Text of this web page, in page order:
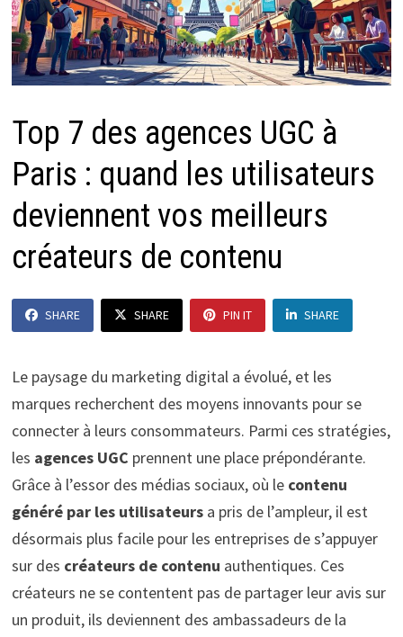
Top 7 des agences UGC à
Paris : quand les utilisateurs
deviennent vos meilleurs
créateurs de contenu
SHARE SHARE PIN IT SHARE
Le paysage du marketing digital a évolué, et les
marques recherchent des moyens innovants pour se
connecter à leurs consommateurs. Parmi ces stratégies,
les agences UGC prennent une place prépondérante.
Grâce à l’essor des médias sociaux, où le contenu
généré par les utilisateursa pris de l’ampleur, il est
désormais plus facile pour les entreprises de s’appuyer
sur des créateurs de contenu authentiques. Ces
créateurs ne se contentent pas de partager leur avis sur
un produit, ils deviennent des ambassadeurs de la